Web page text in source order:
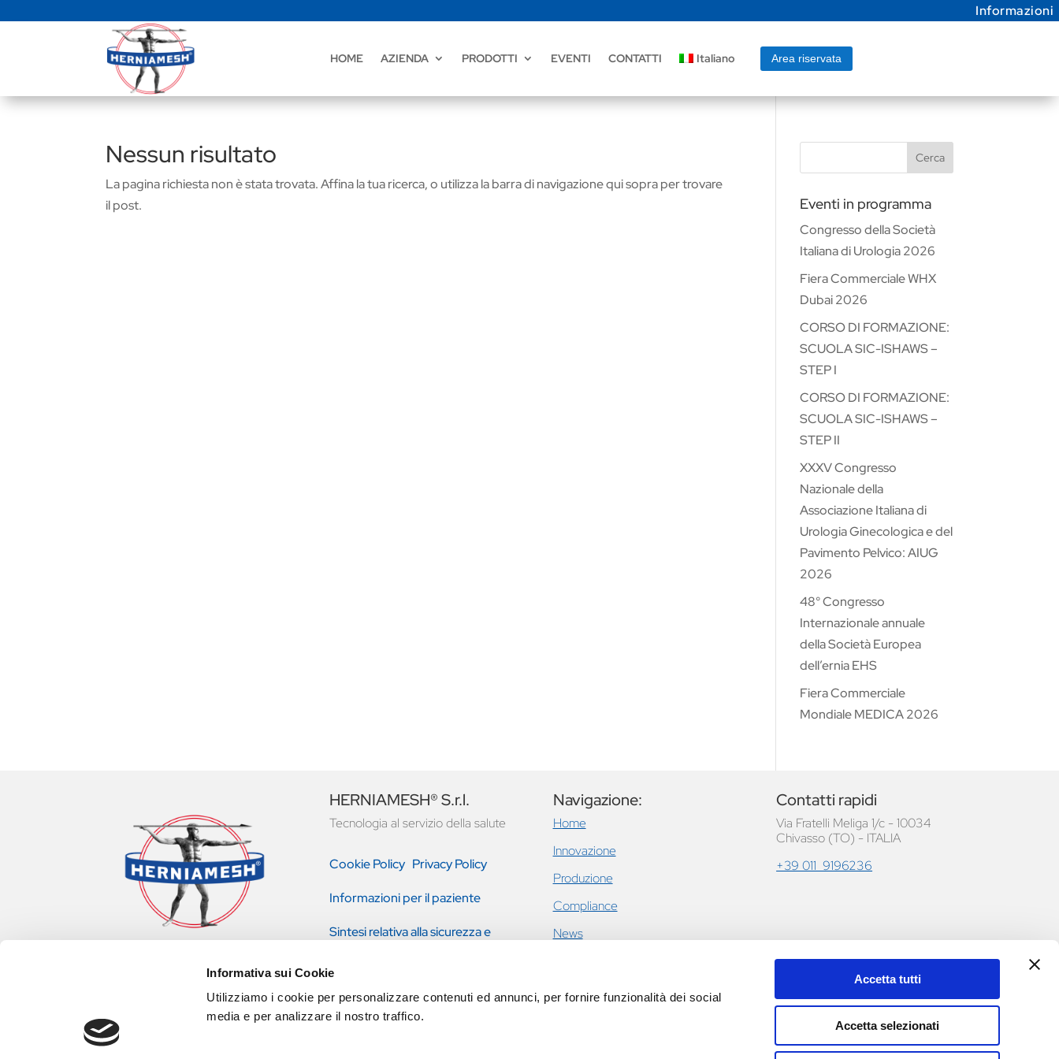
Informativa sui Cookie
Utilizziamo i cookie per personalizzare contenuti ed annunci, per fornire funzionalità dei social
media e per analizzare il nostro traffico.
Accetta tutti
Accetta selezionati
Informazioni
HOME AZIENDA PRODOTTI EVENTI CONTATTI Italiano Area riservata
Nessun risultato
La pagina richiesta non è stata trovata. Affina la tua ricerca, o utilizza la barra di navigazione qui sopra per trovare
il post.
Cerca
Eventi in programma
Congresso della Società
Italiana di Urologia 2026
Fiera Commerciale WHX
Dubai 2026
CORSO DI FORMAZIONE:
SCUOLA SIC-ISHAWS –
STEP I
CORSO DI FORMAZIONE:
SCUOLA SIC-ISHAWS –
STEP II
XXXV Congresso
Nazionale della
Associazione Italiana di
Urologia Ginecologica e del
Pavimento Pelvico: AIUG
2026
48° Congresso
Internazionale annuale
della Società Europea
dell’ernia EHS
Fiera Commerciale
Mondiale MEDICA 2026
HERNIAMESH® S.r.l.
Tecnologia al servizio della salute
Cookie Policy Privacy Policy
Informazioni per il paziente
Sintesi relativa alla sicurezza e
Navigazione:
Home
Innovazione
Produzione
Compliance
News
prolasso pavimento pelvico
Contatti rapidi
Via Fratelli Meliga 1/c - 10034
Chivasso (TO) - ITALIA
+39 011 9196236